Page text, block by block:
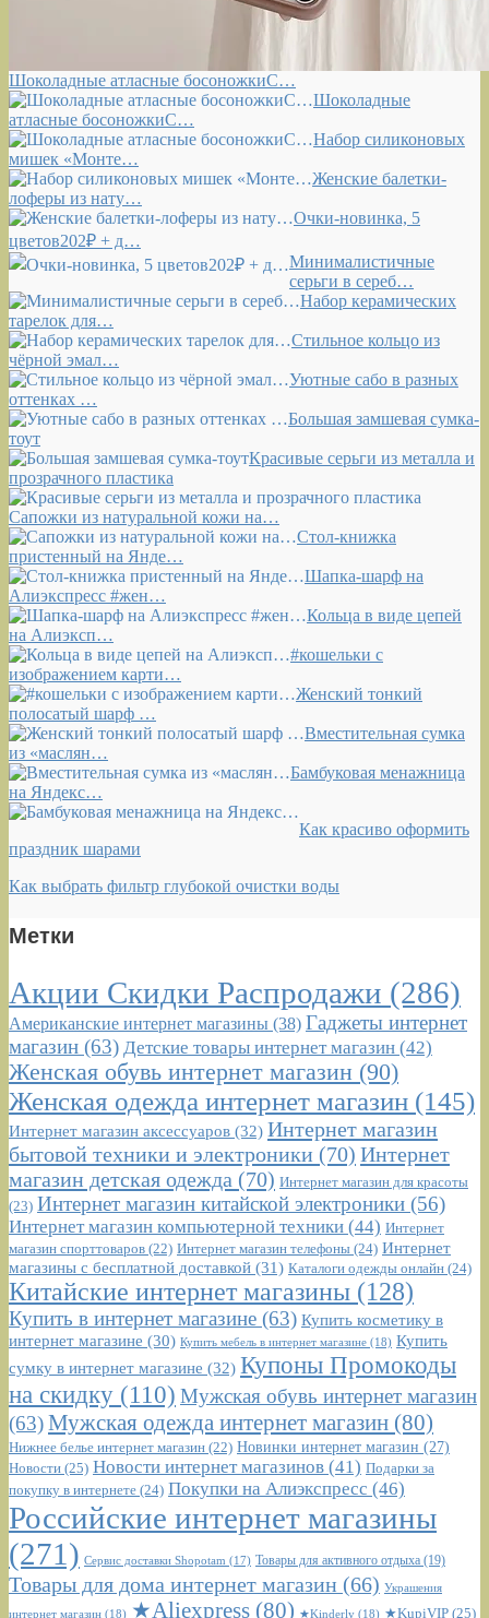
Шоколадные атласные босоножкиС…
Шоколадные
атласные босоножкиС…
Набор силиконовых
мишек «Монте…
Женские балетки-
лоферы из нату…
Очки-новинка, 5
цветов202₽ + д…
Минималистичные
серьги в сереб…
Набор керамических
тарелок для…
Стильное кольцо из
чёрной эмал…
Уютные сабо в разных
оттенках …
Большая замшевая сумка-
тоут
Красивые серьги из металла и
прозрачного пластика
Сапожки из натуральной кожи на…
Стол-книжка
пристенный на Янде…
Шапка-шарф на
Алиэкспресс #жен…
Кольца в виде цепей
на Алиэксп…
#кошельки с
изображением карти…
Женский тонкий
полосатый шарф …
Вместительная сумка
из «маслян…
Бамбуковая менажница
на Яндекс…
Как красиво оформить
праздник шарами
Как выбрать фильтр глубокой очистки воды
Метки
Акции Скидки Распродажи (286)
Американские интернет магазины (38) Гаджеты интернет
магазин (63) Детские товары интернет магазин (42)
Женская обувь интернет магазин (90)
Женская одежда интернет магазин (145)
Интернет магазин аксессуаров (32) Интернет магазин
бытовой техники и электроники (70) Интернет
магазин детская одежда (70) Интернет магазин для красоты
(23) Интернет магазин китайской электроники (56)
Интернет магазин компьютерной техники (44) Интернет
магазин спорттоваров (22) Интернет магазин телефоны (24) Интернет
магазины с бесплатной доставкой (31) Каталоги одежды онлайн (24)
Китайские интернет магазины (128)
Купить в интернет магазине (63) Купить косметику в
интернет магазине (30) Купить мебель в интернет магазине (18) Купить
сумку в интернет магазине (32) Купоны Промокоды
на скидку (110) Мужская обувь интернет магазин
(63)Мужская одежда интернет магазин (80)
Нижнее белье интернет магазин (22) Новинки интернет магазин (27)
Новости (25) Новости интернет магазинов (41) Подарки за
покупку в интернете (24) Покупки на Алиэкспресс (46)
Российские интернет магазины
(271) Сервис доставки Shopotam (17) Товары для активного отдыха (19)
Товары для дома интернет магазин (66) Украшения
интернет магазин (18) ★Aliexpress (80) ★Kinderly (18) ★KupiVIP (25)